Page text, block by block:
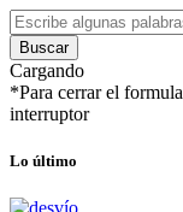
Buscar
Cargando
*Para cerrar el
interruptor
Lo último